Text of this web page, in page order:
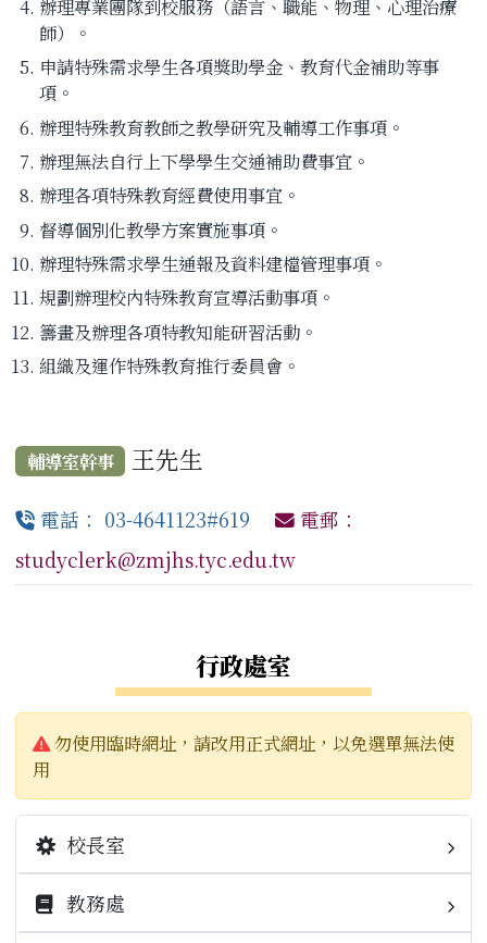
辦理專業團隊到校服務（語言、職能、物理、心理治療
師）。
申請特殊需求學生各項獎助學金、教育代金補助等事
項。
辦理特殊教育教師之教學研究及輔導工作事項。
辦理無法自行上下學學生交通補助費事宜。
辦理各項特殊教育經費使用事宜。
督導個別化教學方案實施事項。
辦理特殊需求學生通報及資料建檔管理事項。
規劃辦理校內特殊教育宣導活動事項。
籌畫及辦理各項特教知能研習活動。
組織及運作特殊教育推行委員會。
輔導室幹事 王先生
電話： 03-4641123#619
電郵：
studyclerk@zmjhs.tyc.edu.tw
行政處室
警告:
勿使用臨時網址，請改用正式網址，以免選單無法使
用
校長室
校長簡介
教務處